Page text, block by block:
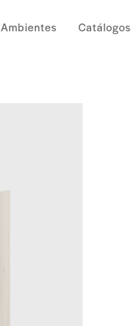
Ambientes Catálogos